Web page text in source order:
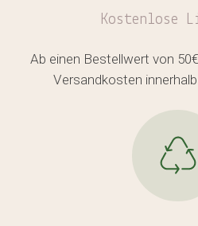
Es befinden
im
Kostenlose
Ab einen Bestellwert von
Versandkosten